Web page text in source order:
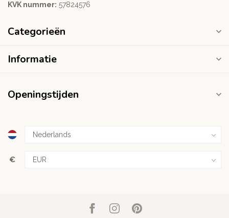
KVK nummer: ‭57824576‬
Categorieën
Informatie
Openingstijden
€